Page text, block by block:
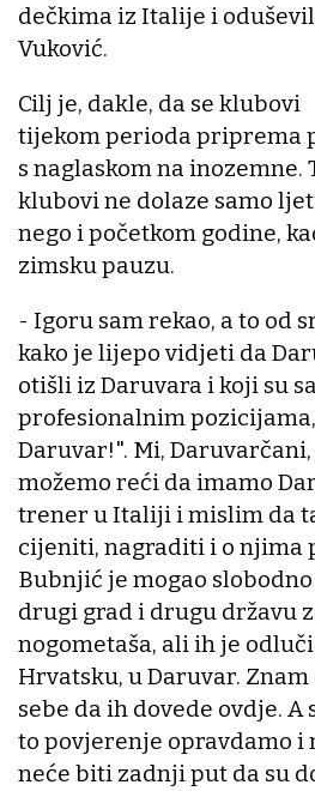
dečkima iz Italije i
Vuković.
Cilj je, dakle, da se klubovi
tijekom perioda priprema
s naglaskom na inozemne.
klubovi ne dolaze samo
nego i početkom godine,
zimsku pauzu.
- Igoru sam rekao, a to od
kako je lijepo vidjeti da
otišli iz Daruvara i koji su
profesionalnim
Daruvar!". Mi,
možemo reći da imamo
trener u Italiji i mislim da
cijeniti, nagraditi i o njima
Bubnjić je mogao
drugi grad i drugu državu
nogometaša, ali ih je
Hrvatsku, u Daruvar. Znam
sebe da ih dovede ovdje. A
to povjerenje opravdamo i
neće biti zadnji put da su